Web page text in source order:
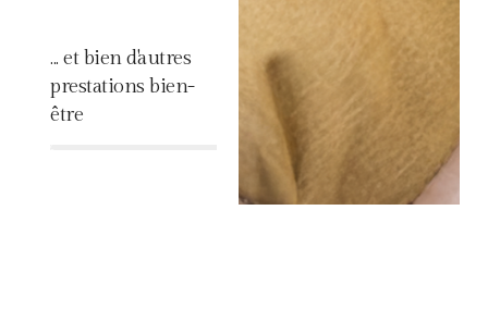
... et bien d'autres
prestations bien-
être